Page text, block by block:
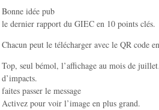
Bonne idée pub
le dernier rapport du GIEC en 10 points clés.
Chacun peut le télécharger avec le QR code
Top, seul bémol, l’affichage au mois de
d’impacts.
faites passer le message
Activez pour voir l’image en plus grand.